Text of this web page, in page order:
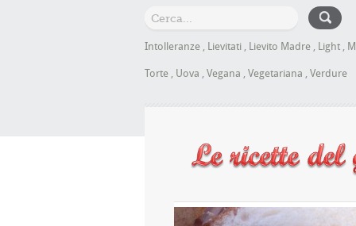
Intolleranze , Lievitati , Lievito Madre , Light ,
Torte , Uova , Vegana , Vegetariana , Verdure